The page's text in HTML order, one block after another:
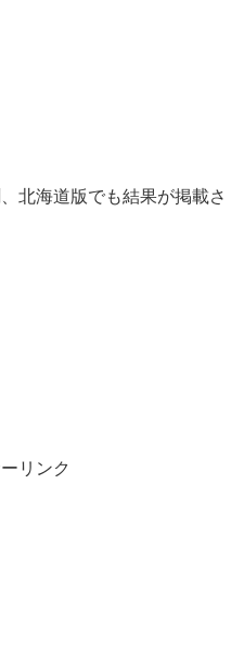
北海道版でも結果が掲載さ
リンク